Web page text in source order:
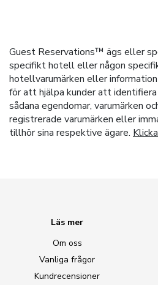
Guest Reservations™ ägs eller
specifikt hotell eller någon
hotellvarumärken eller
för att hjälpa kunder att
sådana egendomar, varumärken
registrerade varumärken eller
tillhör sina respektive ägare.
Läs mer
Om oss
Vanliga frågor
Kundrecensioner